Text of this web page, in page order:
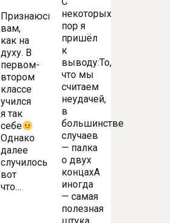
Признаюсь
вам,
как на
духу. В
первом-
втором
классе
учился
я так
себе
Однако
далее
случилось
вот
что…
некоторых
пор я
пришёл
к
выводу:То,
что мы
считаем
неудачей,
в
большинстве
случаев
— палка
о двух
концахА
иногда
— самая
полезная